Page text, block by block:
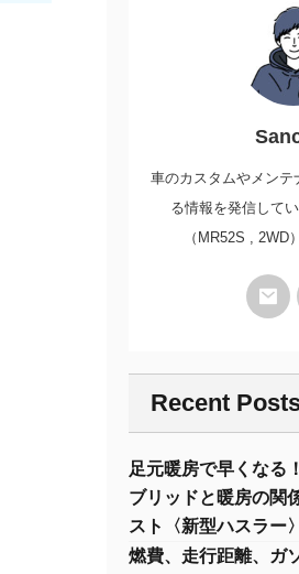
車のカスタムやメンテ
る情報を発信して
（MR52S , 2WD
Recent
足元暖房で早くなる
ブリッドと暖房の関
スト〈新型ハスラー〉
燃費、走行距離、ガ